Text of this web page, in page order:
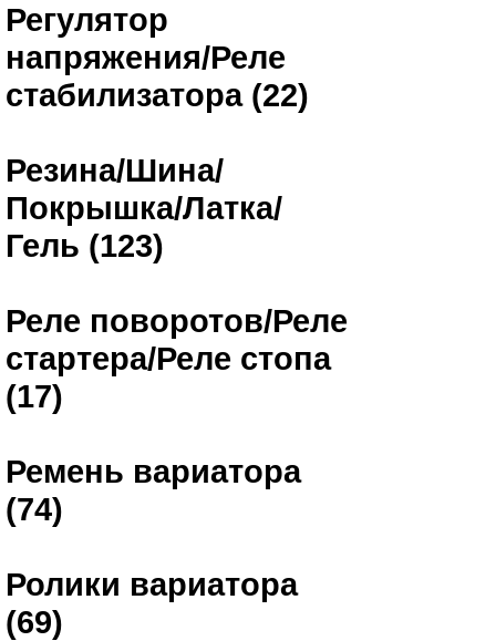
Регулятор
напряжения/Реле
стабилизатора (22)
Резина/Шина/
Покрышка/Латка/
Гель (123)
Реле поворотов/Реле
стартера/Реле стопа
(17)
Ремень вариатора
(74)
Ролики вариатора
(69)